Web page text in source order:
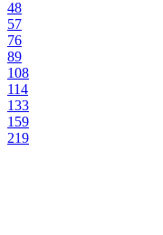
48
57
76
89
108
114
133
159
219